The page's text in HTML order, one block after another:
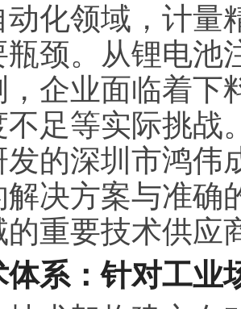
化领域，计量
颈。从锂电池
，企业面临着下
足等实际挑战
的深圳市鸿伟
解决方案与准确
重要技术供应
体系：针对工业